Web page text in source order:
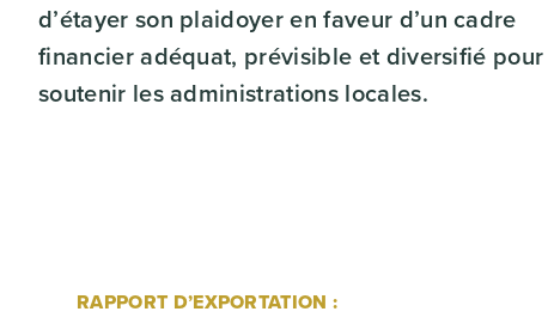
d’étayer son plaidoyer en faveur d’un cadre
financier adéquat, prévisible et diversifié pour
soutenir les administrations locales.
RAPPORT D’EXPORTATION :